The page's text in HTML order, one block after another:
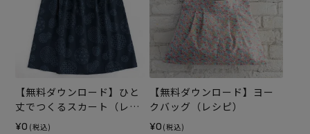
【無料ダウンロード】ひと
丈でつくるスカート（レシ
ピ）
¥0 (税込)
【無料ダウンロード】ヨー
クバッグ（レシピ）
¥0 (税込)